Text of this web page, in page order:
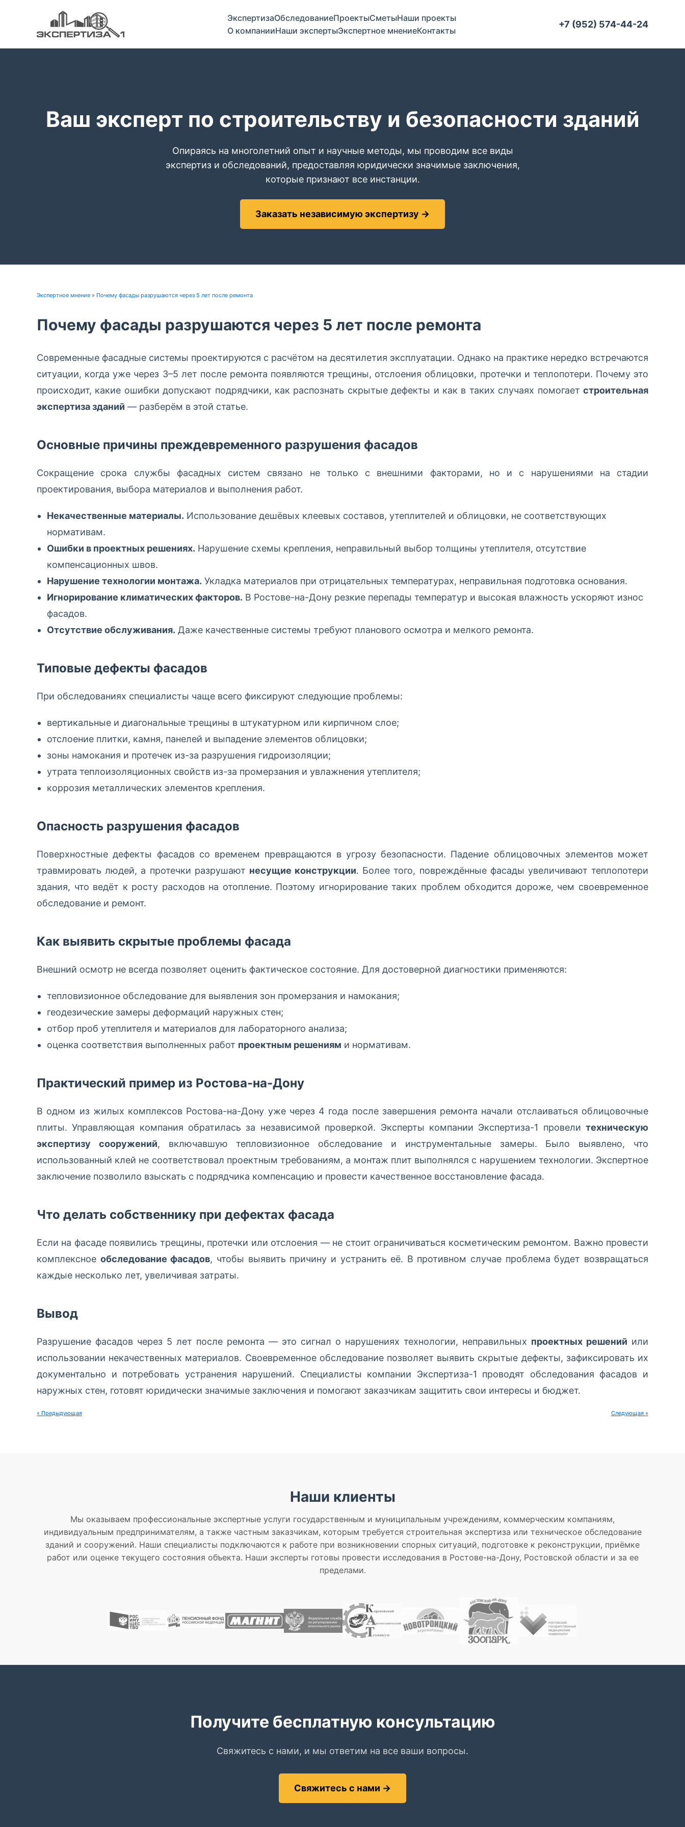
ЭкспертизаОбследованиеПроектыСметыНаши проекты
О компанииНаши экспертыЭкспертное мнениеКонтакты
+7 (952) 574-44-24
Ваш эксперт по строительству и безопасности зданий
Опираясь на многолетний опыт и научные методы, мы проводим все виды
экспертиз и обследований, предоставляя юридически значимые заключения,
которые признают все инстанции.
Заказать независимую экспертизу →
Экспертное мнение » Почему фасады разрушаются через 5 лет после ремонта
Почему фасады разрушаются через 5 лет после ремонта
Современные фасадные системы проектируются с расчётом на десятилетия эксплуатации. Однако на практике нередко встречаются
ситуации, когда уже через 3–5 лет после ремонта появляются трещины, отслоения облицовки, протечки и теплопотери. Почему это
происходит, какие ошибки допускают подрядчики, как распознать скрытые дефекты и как в таких случаях помогает строительная
экспертиза зданий — разберём в этой статье.
Основные причины преждевременного разрушения фасадов
Сокращение срока службы фасадных систем связано не только с внешними факторами, но и с нарушениями на стадии
проектирования, выбора материалов и выполнения работ.
Некачественные материалы. Использование дешёвых клеевых составов, утеплителей и облицовки, не соответствующих
нормативам.
Ошибки в проектных решениях. Нарушение схемы крепления, неправильный выбор толщины утеплителя, отсутствие
компенсационных швов.
Нарушение технологии монтажа. Укладка материалов при отрицательных температурах, неправильная подготовка основания.
Игнорирование климатических факторов. В Ростове-на-Дону резкие перепады температур и высокая влажность ускоряют износ
фасадов.
Отсутствие обслуживания. Даже качественные системы требуют планового осмотра и мелкого ремонта.
Типовые дефекты фасадов
При обследованиях специалисты чаще всего фиксируют следующие проблемы:
вертикальные и диагональные трещины в штукатурном или кирпичном слое;
отслоение плитки, камня, панелей и выпадение элементов облицовки;
зоны намокания и протечек из-за разрушения гидроизоляции;
утрата теплоизоляционных свойств из-за промерзания и увлажнения утеплителя;
коррозия металлических элементов крепления.
Опасность разрушения фасадов
Поверхностные дефекты фасадов со временем превращаются в угрозу безопасности. Падение облицовочных элементов может
травмировать людей, а протечки разрушают несущие конструкции. Более того, повреждённые фасады увеличивают теплопотери
здания, что ведёт к росту расходов на отопление. Поэтому игнорирование таких проблем обходится дороже, чем своевременное
обследование и ремонт.
Как выявить скрытые проблемы фасада
Внешний осмотр не всегда позволяет оценить фактическое состояние. Для достоверной диагностики применяются:
тепловизионное обследование для выявления зон промерзания и намокания;
геодезические замеры деформаций наружных стен;
отбор проб утеплителя и материалов для лабораторного анализа;
оценка соответствия выполненных работ проектным решениям и нормативам.
Практический пример из Ростова-на-Дону
В одном из жилых комплексов Ростова-на-Дону уже через 4 года после завершения ремонта начали отслаиваться облицовочные
плиты. Управляющая компания обратилась за независимой проверкой. Эксперты компании Экспертиза-1 провели техническую
экспертизу сооружений, включавшую тепловизионное обследование и инструментальные замеры. Было выявлено, что
использованный клей не соответствовал проектным требованиям, а монтаж плит выполнялся с нарушением технологии. Экспертное
заключение позволило взыскать с подрядчика компенсацию и провести качественное восстановление фасада.
Что делать собственнику при дефектах фасада
Если на фасаде появились трещины, протечки или отслоения — не стоит ограничиваться косметическим ремонтом. Важно провести
комплексное обследование фасадов, чтобы выявить причину и устранить её. В противном случае проблема будет возвращаться
каждые несколько лет, увеличивая затраты.
Вывод
Разрушение фасадов через 5 лет после ремонта — это сигнал о нарушениях технологии, неправильных проектных решений или
использовании некачественных материалов. Своевременное обследование позволяет выявить скрытые дефекты, зафиксировать их
документально и потребовать устранения нарушений. Специалисты компании Экспертиза-1 проводят обследования фасадов и
наружных стен, готовят юридически значимые заключения и помогают заказчикам защитить свои интересы и бюджет.
Следующая »
« Предыдующая
Наши клиенты
Мы оказываем профессиональные экспертные услуги государственным и муниципальным учреждениям, коммерческим компаниям,
индивидуальным предпринимателям, а также частным заказчикам, которым требуется строительная экспертиза или техническое обследование
зданий и сооружений. Наши специалисты подключаются к работе при возникновении спорных ситуаций, подготовке к реконструкции, приёмке
работ или оценке текущего состояния объекта. Наши эксперты готовы провести исследования в Ростове-на-Дону, Ростовской области и за ее
пределами.
Получите бесплатную консультацию
Свяжитесь с нами, и мы ответим на все ваши вопросы.
Свяжитесь с нами →